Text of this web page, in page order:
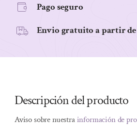
Pago seguro
Envio gratuito a partir
Descripción del producto
Aviso sobre nuestrainformación de